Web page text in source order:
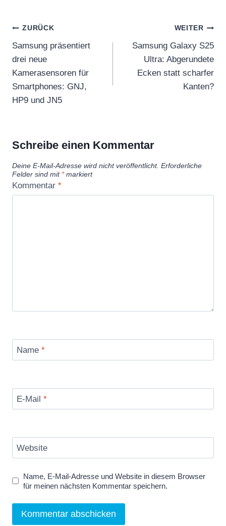
Beitragsnavigation
ZURÜCK
Samsung präsentiert
drei neue
Kamerasensoren für
Smartphones: GNJ,
HP9 und JN5
WEITER
Samsung Galaxy S25
Ultra: Abgerundete
Ecken statt scharfer
Kanten?
Schreibe einen Kommentar
Deine E-Mail-Adresse wird nicht veröffentlicht. Erforderliche
Felder sind mit *markiert
Kommentar *
Name *
E-Mail *
Website
Name, E-Mail-Adresse und Website in diesem Browser
für meinen nächsten Kommentar speichern.